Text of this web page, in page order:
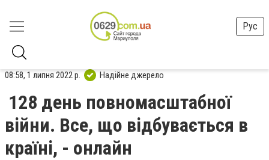
Рус
08:58, 1 липня 2022 р. Надійне джерело
128 день повномасштабної
війни. Все, що відбувається в
країні, - онлайн